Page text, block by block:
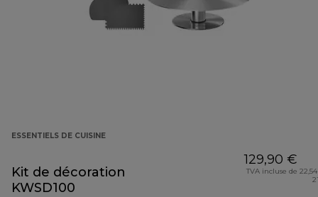
ESSENTIELS DE CUISINE
Kit de décoration
KWSD100
129,90 €
TVA incluse de